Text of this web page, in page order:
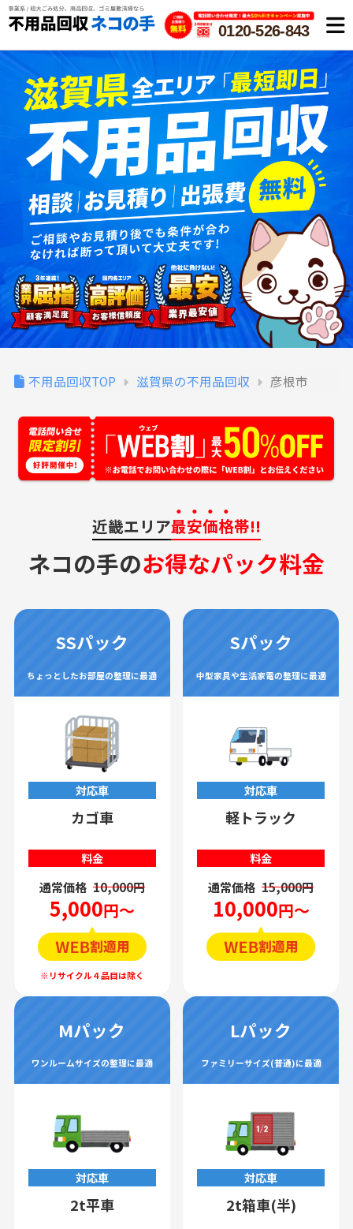
0120-526-843
不用品回収TOP 滋賀県の不用品回収 彦根市
近畿エリア最安価格帯!!
ネコの手のお得なパック料金
SSパック
ちょっとしたお部屋の整理に最適
対応車
カゴ車
料金
通常価格 10,000円
5,000円～
Sパック
中型家具や生活家電の整理に最適
対応車
軽トラック
料金
通常価格 15,000円
10,000円～
Mパック
ワンルームサイズの整理に最適
対応車
2t平車
Lパック
ファミリーサイズ(普通)に最適
対応車
2t箱車(半)